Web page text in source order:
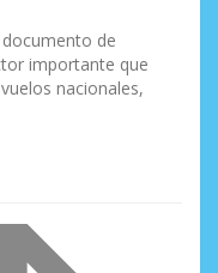
de
importante que
nacionales,